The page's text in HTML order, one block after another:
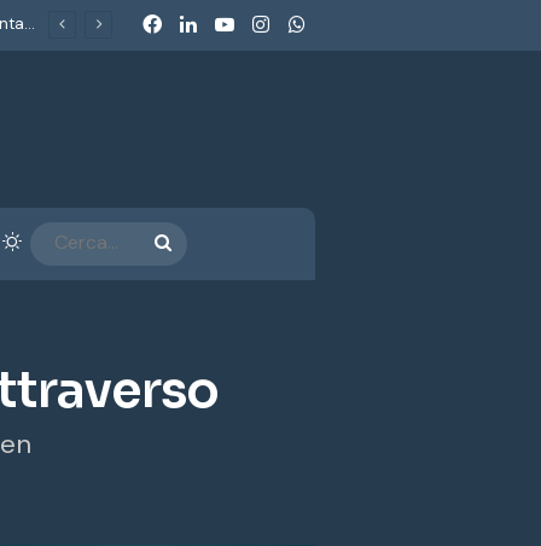
Fun Economy 2026. La nuova economia del divertimento: cosa raccontano i parchi a tema sulle scelte di spesa delle famiglie italiane FacebookLinkedInYou TubeInstagram
laterale
Cambia aspetto CERCA...